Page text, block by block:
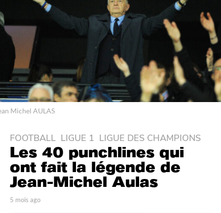
Michel AULAS
5
m
i
s
a
FOOTBALL ,LIGUE 1 ,LIGUE DES CHAMPIONS
Les 40 punchlines qui
ont fait la légende de
Jean-Michel Aulas
p
5 mois ago